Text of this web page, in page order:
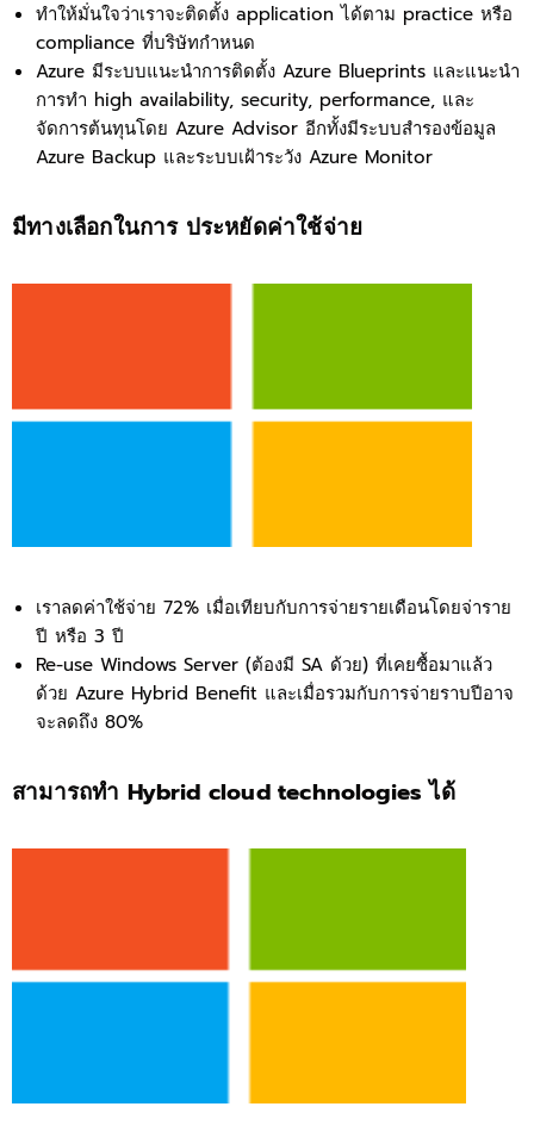
ทำให้มั่นใจว่าเราจะติดตั้ง application ได้ตาม practice หรือ
compliance ที่บริษัทกำหนด
Azure มีระบบแนะนำการติดตั้ง Azure Blueprints และแนะนำ
การทำ high availability, security, performance, และ
จัดการต้นทุนโดย Azure Advisor อีกทั้งมีระบบสำรองข้อมูล
Azure Backup และระบบเฝ้าระวัง Azure Monitor
มีทางเลือกในการ ประหยัดค่าใช้จ่าย
เราลดค่าใช้จ่าย 72% เมื่อเทียบกับการจ่ายรายเดือนโดยจ่าราย
ปี หรือ 3 ปี
Re-use Windows Server (ต้องมี SA ด้วย) ที่เคยซื้อมาแล้ว
ด้วย Azure Hybrid Benefit และเมื่อรวมกับการจ่ายราบปีอาจ
จะลดถึง 80%
สามารถทำ Hybrid cloud technologies ได้